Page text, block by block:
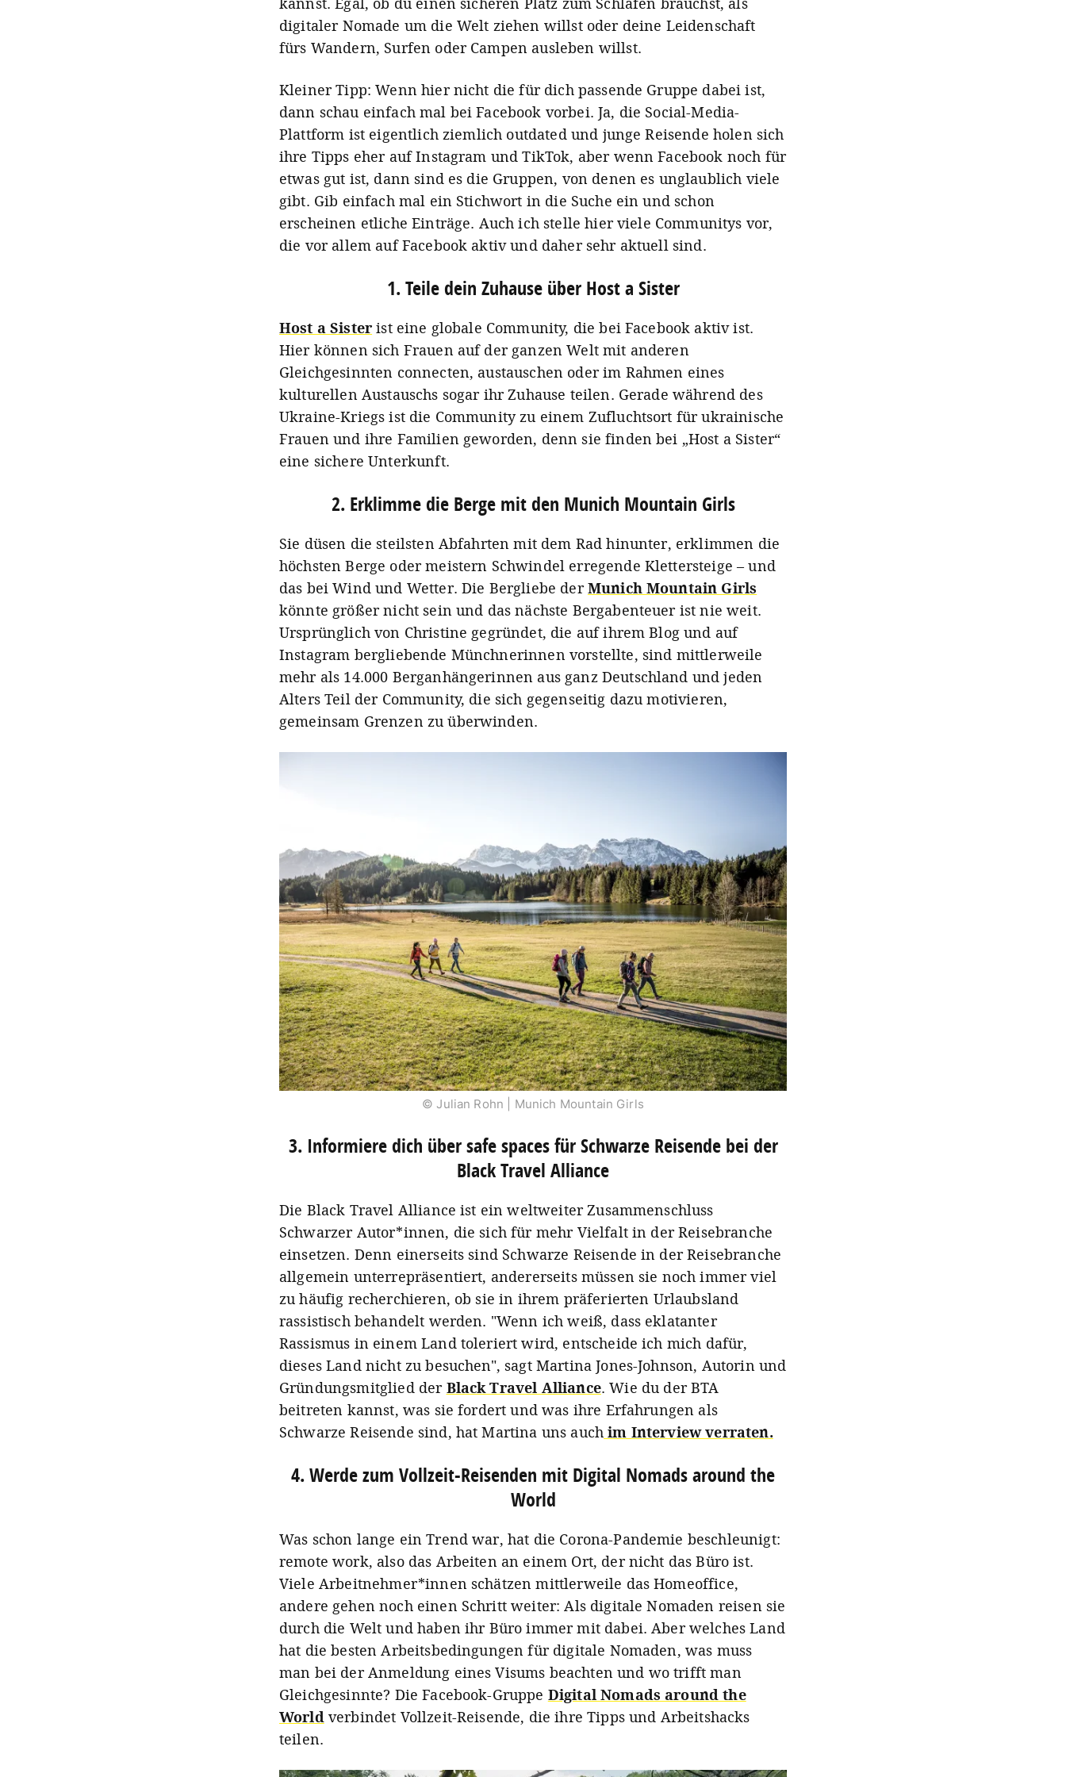
digitaler Nomade um die Welt ziehen willst oder deine Leidenschaft
fürs Wandern, Surfen oder Campen ausleben willst.
Kleiner Tipp: Wenn hier nicht die für dich passende Gruppe dabei ist,
dann schau einfach mal bei Facebook vorbei. Ja, die Social-Media-
Plattform ist eigentlich ziemlich outdated und junge Reisende holen sich
ihre Tipps eher auf Instagram und TikTok, aber wenn Facebook noch für
etwas gut ist, dann sind es die Gruppen, von denen es unglaublich viele
gibt. Gib einfach mal ein Stichwort in die Suche ein und schon
erscheinen etliche Einträge. Auch ich stelle hier viele Communitys vor,
die vor allem auf Facebook aktiv und daher sehr aktuell sind.
1. Teile dein Zuhause über Host a Sister
Host a Sister ist eine globale Community, die bei Facebook aktiv ist.
Hier können sich Frauen auf der ganzen Welt mit anderen
Gleichgesinnten connecten, austauschen oder im Rahmen eines
kulturellen Austauschs sogar ihr Zuhause teilen. Gerade während des
Ukraine-Kriegs ist die Community zu einem Zufluchtsort für ukrainische
Frauen und ihre Familien geworden, denn sie finden bei „Host a Sister“
eine sichere Unterkunft.
2. Erklimme die Berge mit den Munich Mountain Girls
Sie düsen die steilsten Abfahrten mit dem Rad hinunter, erklimmen die
höchsten Berge oder meistern Schwindel erregende Klettersteige – und
das bei Wind und Wetter. Die Bergliebe derMunich Mountain Girls
könnte größer nicht sein und das nächste Bergabenteuer ist nie weit.
Ursprünglich von Christine gegründet, die auf ihrem Blog und auf
Instagram bergliebende Münchnerinnen vorstellte, sind mittlerweile
mehr als 14.000 Berganhängerinnen aus ganz Deutschland und jeden
Alters Teil der Community, die sich gegenseitig dazu motivieren,
gemeinsam Grenzen zu überwinden.
© Julian Rohn | Munich Mountain Girls
3. Informiere dich über safe spaces für Schwarze Reisende bei der
Black Travel Alliance
Die Black Travel Alliance ist ein weltweiter Zusammenschluss
Schwarzer Autor*innen, die sich für mehr Vielfalt in der Reisebranche
einsetzen. Denn einerseits sind Schwarze Reisende in der Reisebranche
allgemein unterrepräsentiert, andererseits müssen sie noch immer viel
zu häufig recherchieren, ob sie in ihrem präferierten Urlaubsland
rassistisch behandelt werden. "Wenn ich weiß, dass eklatanter
Rassismus in einem Land toleriert wird, entscheide ich mich dafür,
dieses Land nicht zu besuchen", sagt Martina Jones-Johnson, Autorin und
Gründungsmitglied der Black Travel Alliance. Wie du der BTA
beitreten kannst, was sie fordert und was ihre Erfahrungen als
Schwarze Reisende sind, hat Martina uns auch im Interview verraten.
4. Werde zum Vollzeit-Reisenden mit Digital Nomads around the
World
Was schon lange ein Trend war, hat die Corona-Pandemie beschleunigt:
remote work, also das Arbeiten an einem Ort, der nicht das Büro ist.
Viele Arbeitnehmer*innen schätzen mittlerweile das Homeoffice,
andere gehen noch einen Schritt weiter: Als digitale Nomaden reisen sie
durch die Welt und haben ihr Büro immer mit dabei. Aber welches Land
hat die besten Arbeitsbedingungen für digitale Nomaden, was muss
man bei der Anmeldung eines Visums beachten und wo trifft man
Gleichgesinnte? Die Facebook-Gruppe Digital Nomads around the
World verbindet Vollzeit-Reisende, die ihre Tipps und Arbeitshacks
teilen.